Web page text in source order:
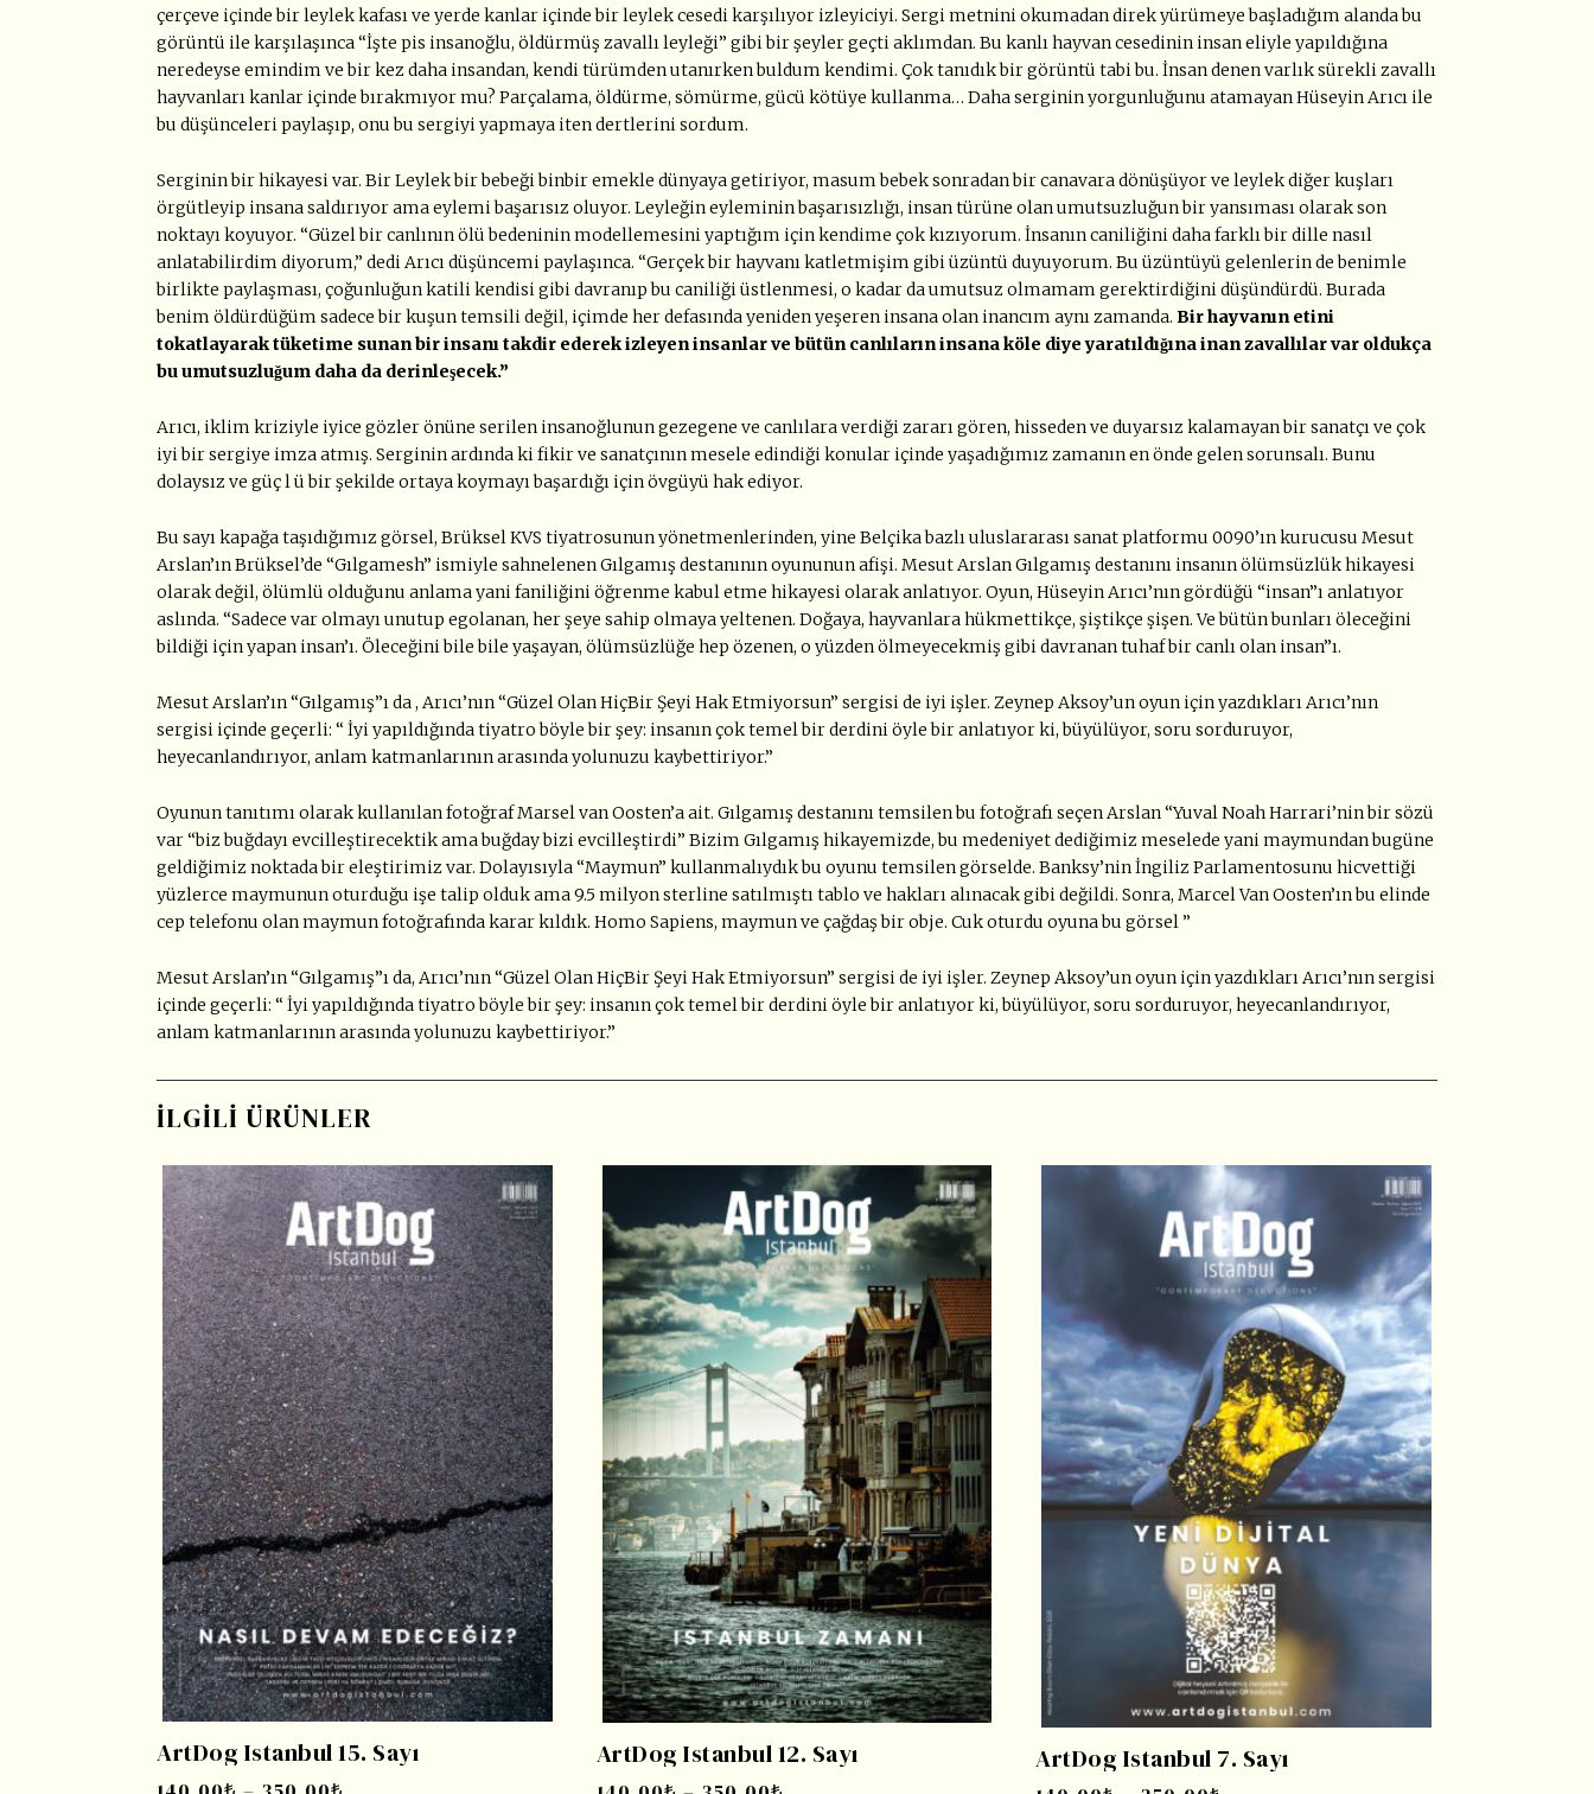
çerçeve içinde bir leylek kafası ve yerde kanlar içinde bir leylek cesedi karşılıyor izleyiciyi. Sergi metnini okumadan direk yürümeye başladığım alanda bu
görüntü ile karşılaşınca “İşte pis insanoğlu, öldürmüş zavallı leyleği” gibi bir şeyler geçti aklımdan. Bu kanlı hayvan cesedinin insan eliyle yapıldığına
neredeyse emindim ve bir kez daha insandan, kendi türümden utanırken buldum kendimi. Çok tanıdık bir görüntü tabi bu. İnsan denen varlık sürekli zavallı
hayvanları kanlar içinde bırakmıyor mu? Parçalama, öldürme, sömürme, gücü kötüye kullanma… Daha serginin yorgunluğunu atamayan Hüseyin Arıcı ile
bu düşünceleri paylaşıp, onu bu sergiyi yapmaya iten dertlerini sordum.
Serginin bir hikayesi var. Bir Leylek bir bebeği binbir emekle dünyaya getiriyor, masum bebek sonradan bir canavara dönüşüyor ve leylek diğer kuşları
örgütleyip insana saldırıyor ama eylemi başarısız oluyor. Leyleğin eyleminin başarısızlığı, insan türüne olan umutsuzluğun bir yansıması olarak son
noktayı koyuyor. “Güzel bir canlının ölü bedeninin modellemesini yaptığım için kendime çok kızıyorum. İnsanın caniliğini daha farklı bir dille nasıl
anlatabilirdim diyorum,” dedi Arıcı düşüncemi paylaşınca. “Gerçek bir hayvanı katletmişim gibi üzüntü duyuyorum. Bu üzüntüyü gelenlerin de benimle
birlikte paylaşması, çoğunluğun katili kendisi gibi davranıp bu caniliği üstlenmesi, o kadar da umutsuz olmamam gerektirdiğini düşündürdü. Burada
benim öldürdüğüm sadece bir kuşun temsili değil, içimde her defasında yeniden yeşeren insana olan inancım aynı zamanda. Bir hayvanın etini
tokatlayarak tüketime sunan bir insanı takdir ederek izleyen insanlar ve bütün canlıların insana köle diye yaratıldığına inan zavallılar var oldukça
bu umutsuzluğum daha da derinleşecek.”
Arıcı, iklim kriziyle iyice gözler önüne serilen insanoğlunun gezegene ve canlılara verdiği zararı gören, hisseden ve duyarsız kalamayan bir sanatçı ve çok
iyi bir sergiye imza atmış. Serginin ardında ki fikir ve sanatçının mesele edindiği konular içinde yaşadığımız zamanın en önde gelen sorunsalı. Bunu
dolaysız ve güç l ü bir şekilde ortaya koymayı başardığı için övgüyü hak ediyor.
Bu sayı kapağa taşıdığımız görsel, Brüksel KVS tiyatrosunun yönetmenlerinden, yine Belçika bazlı uluslararası sanat platformu 0090’ın kurucusu Mesut
Arslan’ın Brüksel’de “Gılgamesh” ismiyle sahnelenen Gılgamış destanının oyununun afişi. Mesut Arslan Gılgamış destanını insanın ölümsüzlük hikayesi
olarak değil, ölümlü olduğunu anlama yani faniliğini öğrenme kabul etme hikayesi olarak anlatıyor. Oyun, Hüseyin Arıcı’nın gördüğü “insan”ı anlatıyor
aslında. “Sadece var olmayı unutup egolanan, her şeye sahip olmaya yeltenen. Doğaya, hayvanlara hükmettikçe, şiştikçe şişen. Ve bütün bunları öleceğini
bildiği için yapan insan’ı. Öleceğini bile bile yaşayan, ölümsüzlüğe hep özenen, o yüzden ölmeyecekmiş gibi davranan tuhaf bir canlı olan insan”ı.
Mesut Arslan’ın “Gılgamış”ı da , Arıcı’nın “Güzel Olan HiçBir Şeyi Hak Etmiyorsun” sergisi de iyi işler. Zeynep Aksoy’un oyun için yazdıkları Arıcı’nın
sergisi içinde geçerli: “ İyi yapıldığında tiyatro böyle bir şey: insanın çok temel bir derdini öyle bir anlatıyor ki, büyülüyor, soru sorduruyor,
heyecanlandırıyor, anlam katmanlarının arasında yolunuzu kaybettiriyor.”
Oyunun tanıtımı olarak kullanılan fotoğraf Marsel van Oosten’a ait. Gılgamış destanını temsilen bu fotoğrafı seçen Arslan “Yuval Noah Harrari’nin bir sözü
var “biz buğdayı evcilleştirecektik ama buğday bizi evcilleştirdi” Bizim Gılgamış hikayemizde, bu medeniyet dediğimiz meselede yani maymundan bugüne
geldiğimiz noktada bir eleştirimiz var. Dolayısıyla “Maymun” kullanmalıydık bu oyunu temsilen görselde. Banksy’nin İngiliz Parlamentosunu hicvettiği
yüzlerce maymunun oturduğu işe talip olduk ama 9.5 milyon sterline satılmıştı tablo ve hakları alınacak gibi değildi. Sonra, Marcel Van Oosten’ın bu elinde
cep telefonu olan maymun fotoğrafında karar kıldık. Homo Sapiens, maymun ve çağdaş bir obje. Cuk oturdu oyuna bu görsel ”
Mesut Arslan’ın “Gılgamış”ı da, Arıcı’nın “Güzel Olan HiçBir Şeyi Hak Etmiyorsun” sergisi de iyi işler. Zeynep Aksoy’un oyun için yazdıkları Arıcı’nın sergisi
içinde geçerli: “ İyi yapıldığında tiyatro böyle bir şey: insanın çok temel bir derdini öyle bir anlatıyor ki, büyülüyor, soru sorduruyor, heyecanlandırıyor,
anlam katmanlarının arasında yolunuzu kaybettiriyor.”
İLGILI ÜRÜNLER
ArtDog Istanbul 15. Sayı ArtDog Istanbul 12. Sayı ArtDog Istanbul 7. Sayı